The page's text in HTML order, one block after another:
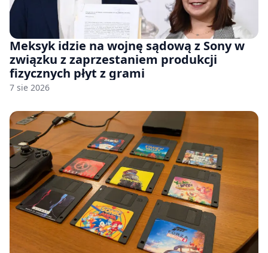
Meksyk idzie na wojnę sądową z Sony w
związku z zaprzestaniem produkcji
fizycznych płyt z grami
7 sie 2026